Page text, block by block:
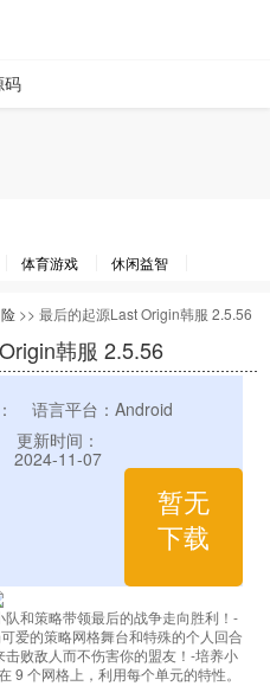
码
体育游戏
休闲益智
>> 最后的起源Last Origin韩服 2.5.56
韩服 2.5.56
语言平台：Android
更新时间：
2024-11-07
暂无
下载
和策略带领最后的战争走向胜利！-
爱的策略网格舞台和特殊的个人回合
败敌人而不伤害你的盟友！-培养小
9 个网格上，利用每个单元的特性。